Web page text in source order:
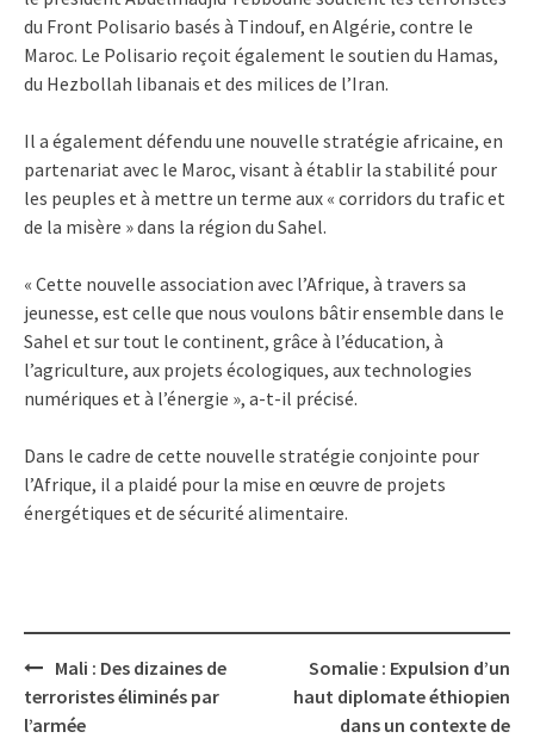
du Front Polisario basés à Tindouf, en Algérie, contre le
Maroc. Le Polisario reçoit également le soutien du Hamas,
du Hezbollah libanais et des milices de l’Iran.
Il a également défendu une nouvelle stratégie africaine, en
partenariat avec le Maroc, visant à établir la stabilité pour
les peuples et à mettre un terme aux « corridors du trafic et
de la misère » dans la région du Sahel.
« Cette nouvelle association avec l’Afrique, à travers sa
jeunesse, est celle que nous voulons bâtir ensemble dans le
Sahel et sur tout le continent, grâce à l’éducation, à
l’agriculture, aux projets écologiques, aux technologies
numériques et à l’énergie », a-t-il précisé.
Dans le cadre de cette nouvelle stratégie conjointe pour
l’Afrique, il a plaidé pour la mise en œuvre de projets
énergétiques et de sécurité alimentaire.
Post
navigation
Mali : Des dizaines de
terroristes éliminés par
l’armée
Somalie : Expulsion d’un
haut diplomate éthiopien
dans un contexte de